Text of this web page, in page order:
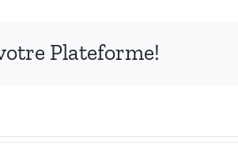
Plateforme!